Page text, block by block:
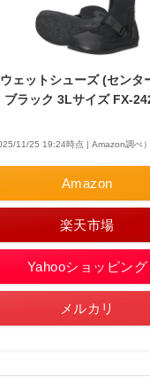
ェットシューズ (センタ
ブラック 3Lサイズ FX-
11/25 19:24時点 | Amazon調べ）
Amazon
楽天市場
Yahooショッピング
メルカリ